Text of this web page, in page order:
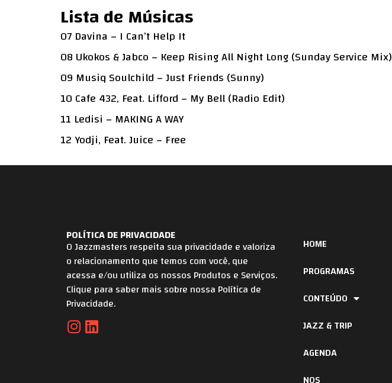
Lista de Músicas
07 Davina – I Can’t Help It
08 Ukokos & Jabco – Keep Rising All Night Long (Sunday Service Mix)
09 Musiq Soulchild – Just Friends (Sunny)
10 Cafe 432, Feat. Lifford – My Bell (Radio Edit)
11 Ledisi – MAKING A WAY
12 Yodji, Feat. Juice – Free
POLÍTICA DE PRIVACIDADE
O Jazzmasters respeita sua privacidade e valoriza
o relacionamento que temos com você, que
acessa e/ou utiliza os nossos Produtos e Serviços.
Clique para saber mais sobre nossa Política de
Privacidade.
HOME
PROGRAMAS
CONTEÚDO
JAZZ & TRIP
AGENDA